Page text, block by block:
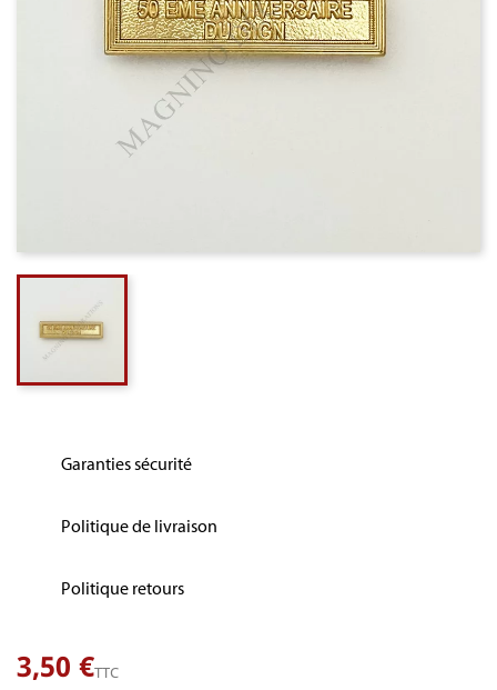
Garanties sécurité
Politique de livraison
Politique retours
3,50 €TTC